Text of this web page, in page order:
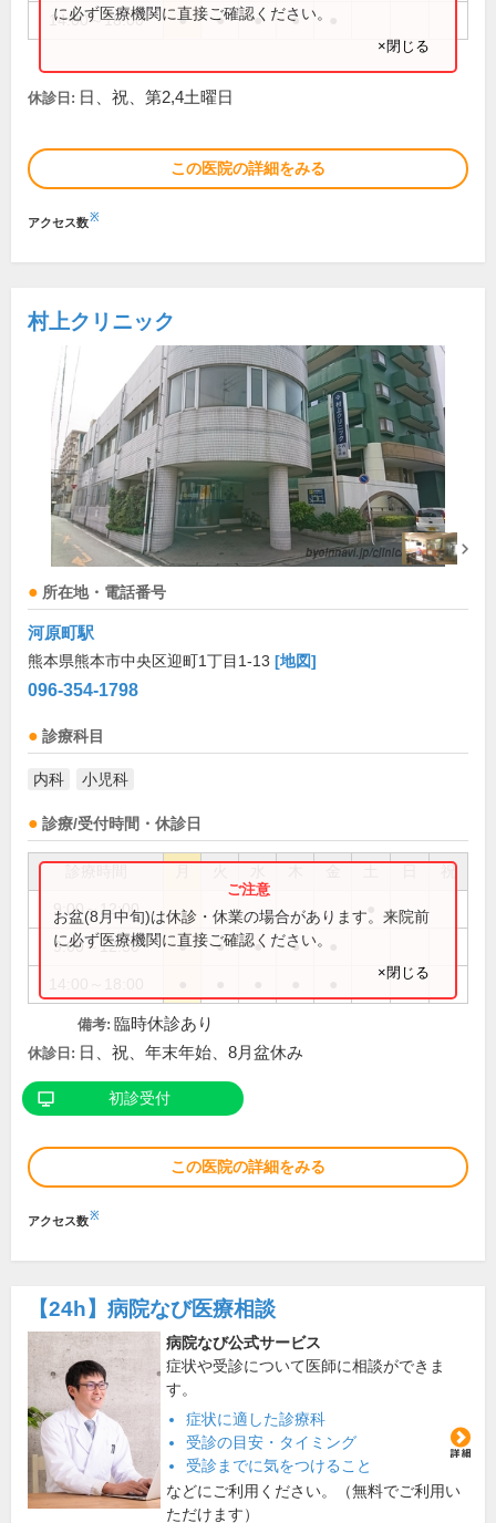
14:00～18:00 ● ● ● ●
に必ず医療機関に直接ご確認ください。
×閉じる
休診日: 日、祝、第2,4土曜日
この医院の詳細をみる
アクセス数※
村上クリニック
所在地・電話番号
河原町駅
熊本県熊本市中央区迎町1丁目1-13 [地図]
096-354-1798
診療科目
内科 小児科
診療/受付時間・休診日
祝
9:00～12:00
9:00～12:30 ● ● ● ●
お盆(8月中旬)は休診・休業の場合があります。来院前
に必ず医療機関に直接ご確認ください。
×閉じる
備考: 臨時休診あり
休診日: 日、祝、年末年始、8月盆休み
初診受付
この医院の詳細をみる
アクセス数※
【24h】 病院なび医療相談
病院なび公式サービス
症状や受診について医師に相談ができま
す。
症状に適した診療科
受診の目安・タイミング
受診までに気をつけること
などにご利用ください。（無料でご利用い
ただけます）